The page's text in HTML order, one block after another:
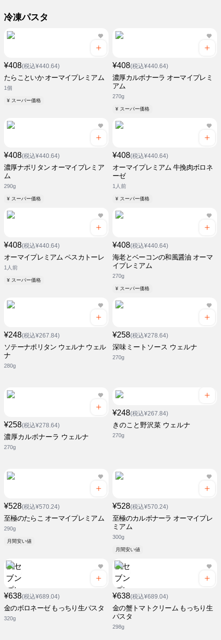
冷凍パスタ
¥408(税込¥440.64)
たらこといか オーマイプレミアム
1個
¥ スーパー価格
¥408(税込¥440.64)
濃厚カルボナーラ オーマイプレミ
アム
270g
¥ スーパー価格
¥408(税込¥440.64)
濃厚ナポリタン オーマイプレミア
ム
290g
¥ スーパー価格
¥408(税込¥440.64)
オーマイプレミアム 牛挽肉ボロネ
ーゼ
1人前
¥ スーパー価格
¥408(税込¥440.64)
オーマイプレミアム ペスカトーレ
1人前
¥ スーパー価格
¥408(税込¥440.64)
海老とベーコンの和風醤油 オーマ
イプレミアム
270g
¥ スーパー価格
¥248(税込¥267.84)
ソテーナポリタン ウェルナ ウェル
ナ
280g
¥258(税込¥278.64)
深味ミートソース ウェルナ
270g
¥258(税込¥278.64)
濃厚カルボナーラ ウェルナ
270g
¥248(税込¥267.84)
きのこと野沢菜 ウェルナ
270g
¥528(税込¥570.24)
至極のたらこ オーマイプレミアム
290g
月間安い値
¥528(税込¥570.24)
至極のカルボナーラ オーマイプレ
ミアム
300g
月間安い値
¥638(税込¥689.04)
金のボロネーゼ もっちり生パスタ
320g
¥638(税込¥689.04)
金の蟹トマトクリーム もっちり生
パスタ
298g